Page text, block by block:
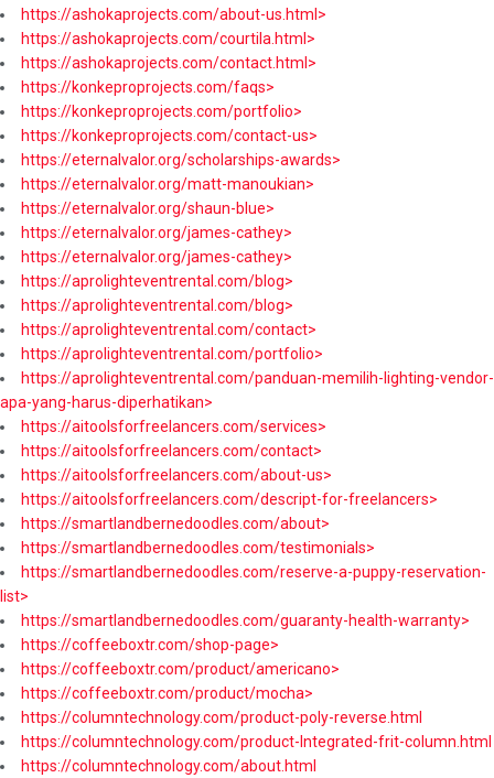
https://ashokaprojects.com/about-us.html>
https://ashokaprojects.com/courtila.html>
https://ashokaprojects.com/contact.html>
https://konkeproprojects.com/faqs>
https://konkeproprojects.com/portfolio>
https://konkeproprojects.com/contact-us>
https://eternalvalor.org/scholarships-awards>
https://eternalvalor.org/matt-manoukian>
https://eternalvalor.org/shaun-blue>
https://eternalvalor.org/james-cathey>
https://eternalvalor.org/james-cathey>
https://aprolighteventrental.com/blog>
https://aprolighteventrental.com/blog>
https://aprolighteventrental.com/contact>
https://aprolighteventrental.com/portfolio>
https://aprolighteventrental.com/panduan-memilih-lighting-vendor-
apa-yang-harus-diperhatikan>
https://aitoolsforfreelancers.com/services>
https://aitoolsforfreelancers.com/contact>
https://aitoolsforfreelancers.com/about-us>
https://aitoolsforfreelancers.com/descript-for-freelancers>
https://smartlandbernedoodles.com/about>
https://smartlandbernedoodles.com/testimonials>
https://smartlandbernedoodles.com/reserve-a-puppy-reservation-
list>
https://smartlandbernedoodles.com/guaranty-health-warranty>
https://coffeeboxtr.com/shop-page>
https://coffeeboxtr.com/product/americano>
https://coffeeboxtr.com/product/mocha>
https://columntechnology.com/product-poly-reverse.html
https://columntechnology.com/product-Integrated-frit-column.html
https://columntechnology.com/about.html